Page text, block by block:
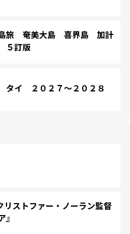
旅 奄美大島 喜界島 加計
５訂版
イ ２０２７～２０２８
ストファー・ノーラン監督